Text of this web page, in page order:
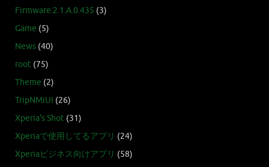
Firmware:2.1.A.0.435 (3)
Game (5)
News (40)
root (75)
Theme (2)
TripNMiUI (26)
Xperia's Shot (31)
Xperiaで使用してるアプリ (24)
Xperiaビジネス向けアプリ (58)